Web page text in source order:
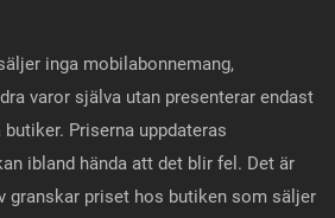
inga mobilabonnemang,
varor själva utan presenterar endast
Priserna uppdateras
ibland hända att det blir fel. Det är
granskar priset hos butiken som säljer